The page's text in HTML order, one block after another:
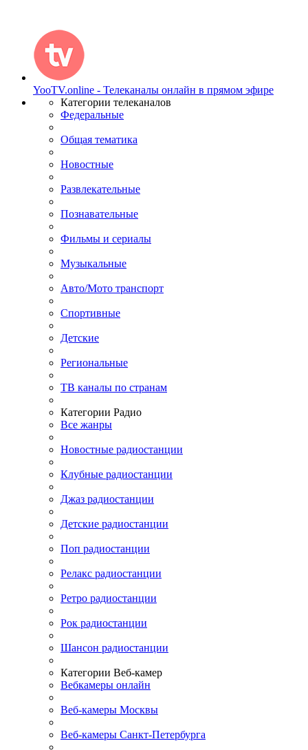
YooTV.online - Телеканалы онлайн в прямом эфире
Категории телеканалов
Федеральные
Общая тематика
Новостные
Развлекательные
Познавательные
Фильмы и сериалы
Музыкальные
Авто/Мото транспорт
Спортивные
Детские
Региональные
ТВ каналы по странам
Категории Радио
Все жанры
Новостные радиостанции
Клубные радиостанции
Джаз радиостанции
Детские радиостанции
Поп радиостанции
Релакс радиостанции
Ретро радиостанции
Рок радиостанции
Шансон радиостанции
Категории Веб-камер
Вебкамеры онлайн
Веб-камеры Москвы
Веб-камеры Санкт-Петербурга